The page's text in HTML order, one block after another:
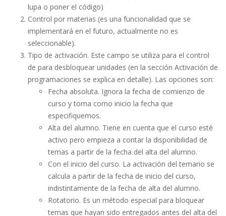
lupa o poner el código)
Control por materias (es una funcionalidad que se
implementará en el futuro, actualmente no es
seleccionable).
Tipo de activación. Este campo se utiliza para el control
de para desbloquear unidades (en la sección Activación de
programaciones se explica en detalle). Las opciones son:
Fecha absoluta. Ignora la fecha de comienzo de
curso y toma como inicio la fecha que
especifiquemos.
Alta del alumno. Tiene en cuenta que el curso esté
activo pero empieza a contar la disponibilidad de
temas a partir de la fecha del alta del alumno.
Con el inicio del curso. La activación del temario se
calcula a partir de la fecha de inicio del curso,
indistintamente de la fecha de alta del alumno.
Rotatorio. Es un método especial para bloquear
temas que hayan sido entregados antes del alta del